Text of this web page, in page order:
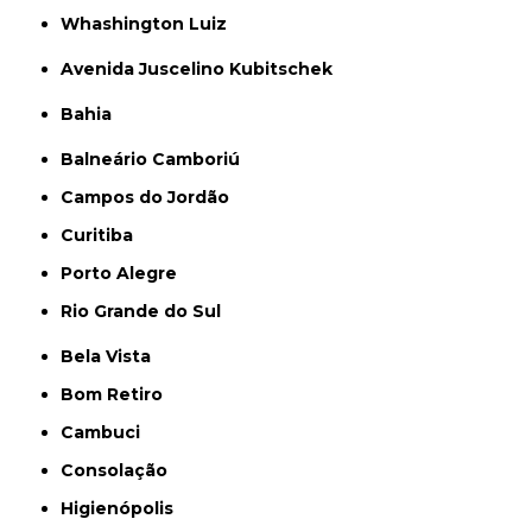
Whashington Luiz
Avenida Juscelino Kubitschek
Bahia
Balneário Camboriú
Campos do Jordão
Curitiba
Porto Alegre
Rio Grande do Sul
Bela Vista
Bom Retiro
Cambuci
Consolação
Higienópolis